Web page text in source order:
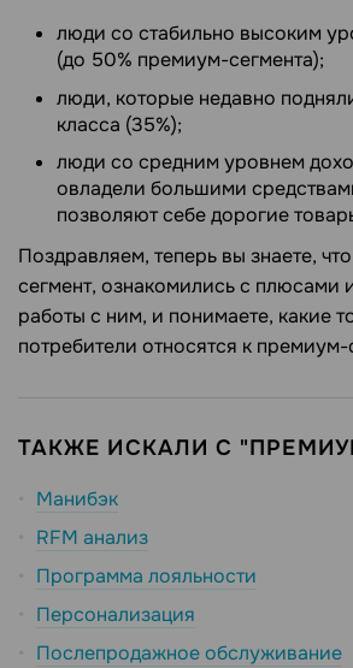
люди со стабильно высоким
(до 50% премиум-сегмента);
люди, которые недавно
класса (35%);
люди со средним уровнем
овладели большими
позволяют себе дорогие
Поздравляем, теперь вы знаете,
сегмент, ознакомились с плюсами
работы с ним, и понимаете, какие
потребители относятся к премиум-
ТАКЖЕ ИСКАЛИ С
Манибэк
RFM анализ
Программа лояльности
Персонализация
Послепродажное обслуживание